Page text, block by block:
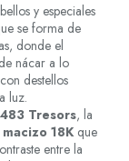
y especiales
se forma de
donde el
nácar a lo
destellos
luz.
Tresors, la
18K que
entre la